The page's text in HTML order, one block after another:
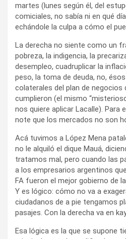
martes (lunes según él, del
comiciales, no sabía ni en qué
echándole la culpa a cómo el
La derecha no siente como un
pobreza, la indigencia, la
desempleo, cuadruplicar la
peso, la toma de deuda, no,
colaterales del plan de negocios
cumplieron (el mismo
nos quiere aplicar Lacalle). Para
note que los mercados no son
Acá tuvimos a López Mena
no le alquiló el dique Mauá,
tratamos mal, pero cuando las
a los empresarios argentinos
FA fueron el mejor gobierno de
Y es lógico: cómo no va a
ciudadanos de a pie tengamos
pasajes. Con la derecha va en
Esa lógica es la que se supone